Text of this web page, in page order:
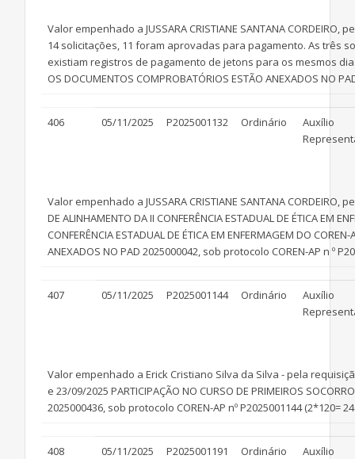
Valor empenhado a JUSSARA CRISTIANE SANTANA
14 solicitações, 11 foram aprovadas para pagamento. As três
existiam registros de pagamento de jetons para os mesmos
OS DOCUMENTOS COMPROBATÓRIOS ESTÃO ANEXADOS NO
406 05/11/2025 P2025001132 Ordinário
Auxílio
Valor empenhado a JUSSARA CRISTIANE SANTANA
DE ALINHAMENTO DA II CONFERÊNCIA ESTADUAL DE ÉTICA EM
CONFERÊNCIA ESTADUAL DE ÉTICA EM ENFERMAGEM DO
ANEXADOS NO PAD 2025000042, sob protocolo COREN-AP n º
407 05/11/2025 P2025001144 Ordinário
Auxílio
Valor empenhado a Erick Cristiano Silva da Silva - pela
e 23/09/2025 PARTICIPAÇÃO NO CURSO DE PRIMEIROS
2025000436, sob protocolo COREN-AP nº P2025001144 (2*120=
408 05/11/2025 P2025001191 Ordinário
Auxílio